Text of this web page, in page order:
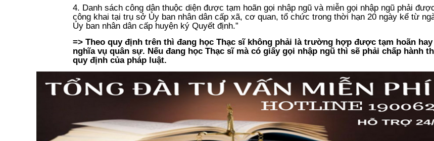
4. Danh sách công dân thuộc diện được tạm hoãn gọi nhập ngũ và miễn gọi nhập ngũ phải
công khai tại trụ sở Ủy ban nhân dân cấp xã, cơ quan, tổ chức trong thời hạn 20 ngày kể từ
Ủy ban nhân dân cấp huyện ký Quyết định.”
=> Theo quy định trên thì đang học Thạc sĩ không phải là trường hợp được tạm hoãn
nghĩa vụ quân sự. Nếu đang học Thạc sĩ mà có giấy gọi nhập ngũ thì sẽ phải chấp hành
quy định của pháp luật.